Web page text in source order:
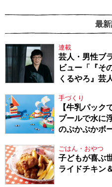
最
連載
芸人・男性ブ
ビュー「『そ
くるやろ』芸
手づくり
【牛乳パック
プールで水に
のぷかぷかボ
ごはん・おやつ
子どもが喜ぶ
ライドチキン